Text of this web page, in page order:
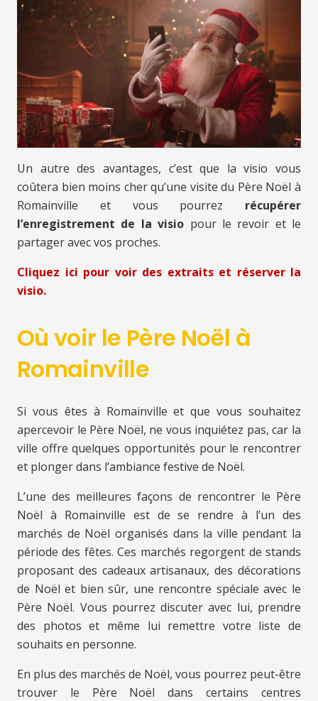
Un autre des avantages, c’est que la visio vous
coûtera bien moins cher qu’une visite du Père Noël à
Romainville et vous pourrez récupérer
l’enregistrement de la visio pour le revoir et le
partager avec vos proches.
Cliquez ici pour voir des extraits et réserver la
visio.
Où voir le Père Noël à
Romainville
Si vous êtes à Romainville et que vous souhaitez
apercevoir le Père Noël, ne vous inquiétez pas, car la
ville offre quelques opportunités pour le rencontrer
et plonger dans l’ambiance festive de Noël.
L’une des meilleures façons de rencontrer le Père
Noël à Romainville est de se rendre à l’un des
marchés de Noël organisés dans la ville pendant la
période des fêtes. Ces marchés regorgent de stands
proposant des cadeaux artisanaux, des décorations
de Noël et bien sûr, une rencontre spéciale avec le
Père Noël. Vous pourrez discuter avec lui, prendre
des photos et même lui remettre votre liste de
souhaits en personne.
En plus des marchés de Noël, vous pourrez peut-être
trouver le Père Noël dans certains centres